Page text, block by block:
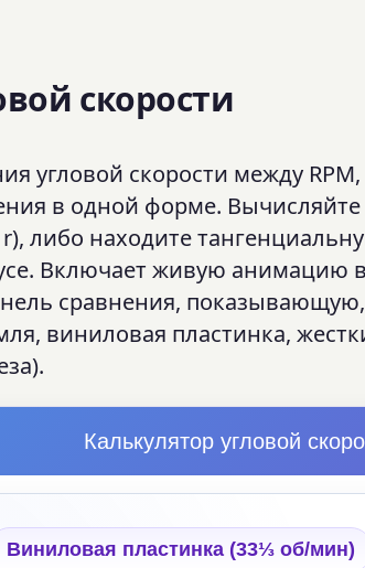
скорости
угловой скорости между
в одной форме.
либо находите
Включает живую анимацию
сравнения,
виниловая пластинка,
Калькулятор угловой
Виниловая пластинка (33⅓ об/мин)